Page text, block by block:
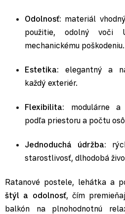
Odolnosť: materiál
použitie, odolný voči
mechanickému poškodeniu.
Estetika: elegantný a
každý exteriér.
Flexibilita: modulárne a
podľa priestoru a počtu
Jednoduchá údržba:
starostlivosť, dlhodobá
Ratanové postele, lehátka a
štýl a odolnosť, čím
balkón na plnohodnotnú